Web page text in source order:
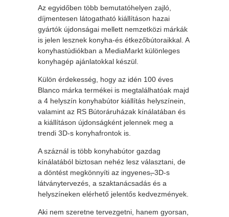
Az egyidőben több bemutatóhelyen zajló,
díjmentesen látogatható kiállításon hazai
gyártók újdonságai mellett nemzetközi márkák
is jelen lesznek konyha-és étkezőbútoraikkal. A
konyhastúdiókban a MediaMarkt különleges
konyhagép ajánlatokkal készül.
Külön érdekesség, hogy az idén 100 éves
Blanco márka termékei is megtalálhatóak majd
a 4 helyszín konyhabútor kiállítás helyszínein,
valamint az RS Bútoráruházak kínálatában és
a kiállításon újdonságként jelennek meg a
trendi 3D-s konyhafrontok is.
A száznál is több konyhabútor gazdag
kínálatából biztosan nehéz lesz választani, de
a döntést megkönnyíti az ingyenes,3D-s
látványtervezés, a szaktanácsadás és a
helyszíneken elérhető jelentős kedvezmények.
Aki nem szeretne tervezgetni, hanem gyorsan,